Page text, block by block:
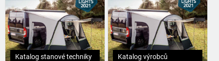
Katalog stanové techniky
Katalog výrobců